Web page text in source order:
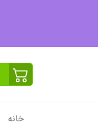
خانه